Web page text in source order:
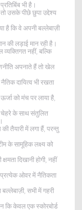
भी है।
उसके पीछे छुपा उद्देश्य
है कि वे अपनी बल्लेबाज़ी
की लड़ाई मान रही है।
व्यक्तिगत नहीं, बल्कि
अपनाते हैं तो खेल
दायित्व भी रखता
को मंच पर लाया है,
चेहरे के साथ संतुलित
की तैयारी में लगा हैं, परन्तु
के सामूहिक लक्ष्य को
दिखानी होगी, नहीं
प्रत्येक ओवर में नैतिकता
सभी में गहरी
कि केवल एक स्कोरबोर्ड